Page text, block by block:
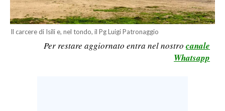
SPORT IN SARDEGNA
SPORT
RISULTATI E CLASSIFICHE
Il carcere di Isili e, nel tondo, il Pg Luigi Patronaggio
Per restare aggiornato entra nel nostro canale
Whatsapp